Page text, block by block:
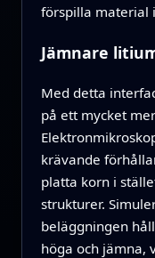
förspilla material
Jämnare
Med detta
på ett mycket
krävande
platta korn i
strukturer.
beläggningen
höga och jämna,